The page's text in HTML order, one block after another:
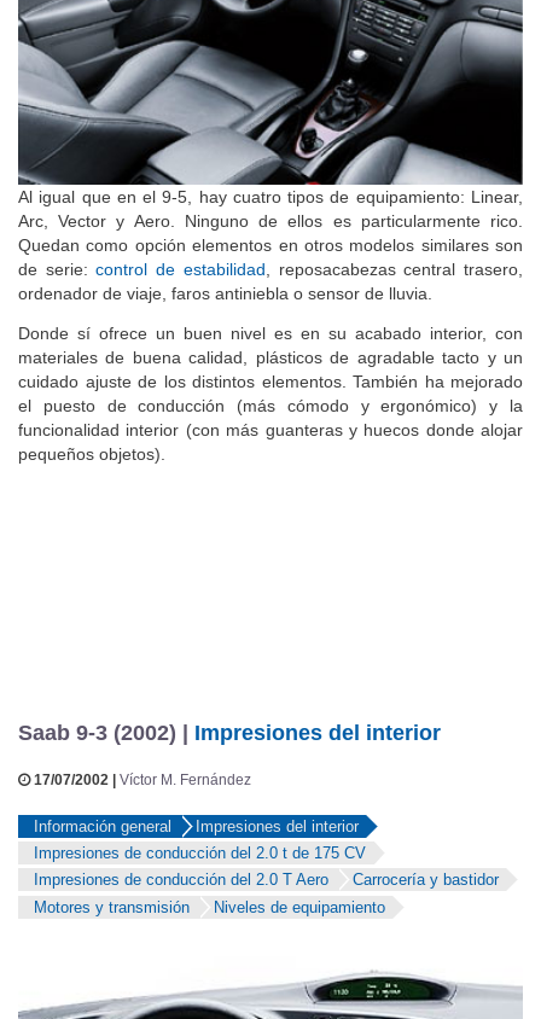
Al igual que en el 9-5, hay cuatro tipos de equipamiento: Linear,
Arc, Vector y Aero. Ninguno de ellos es particularmente rico.
Quedan como opción elementos en otros modelos similares son
de serie:control de estabilidad , reposacabezas central trasero,
ordenador de viaje, faros antiniebla o sensor de lluvia.
Donde sí ofrece un buen nivel es en su acabado interior, con
materiales de buena calidad, plásticos de agradable tacto y un
cuidado ajuste de los distintos elementos. También ha mejorado
el puesto de conducción (más cómodo y ergonómico) y la
funcionalidad interior (con más guanteras y huecos donde alojar
pequeños objetos).
Saab 9-3 (2002) | Impresiones del interior
17/07/2002 | Víctor M. Fernández
Información general
Impresiones del interior
Impresiones de conducción del 2.0 t de 175 CV
Impresiones de conducción del 2.0 T Aero
Carrocería y bastidor
Motores y transmisión
Niveles de equipamiento